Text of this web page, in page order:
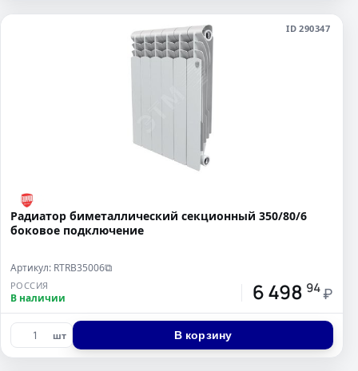
ID 290347
Радиатор биметаллический секционный 350/80/6
боковое подключение
Артикул: RTRB35006⧉
РОССИЯ
В наличии 6 498 94 ₽
шт В корзину